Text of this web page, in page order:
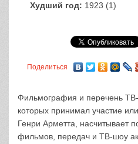
Худший год: 1923 (1)
Поделиться
Фильмография и перечень ТВ-
которых принимал участие
Генри Арметта, насчитывает
фильмов, передач и ТВ-шоу